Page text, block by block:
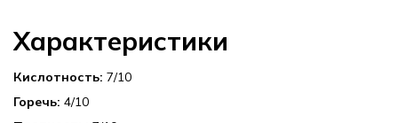
Характеристики
Кислотность: 7
Горечь: 4